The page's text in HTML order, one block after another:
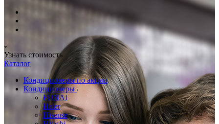
Узнать стоимость
Каталог
Кондиционеры по акции
Кондиционеры
FUNAI
Haier
Hisense